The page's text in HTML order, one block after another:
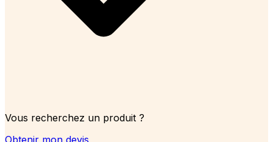
Vous recherchez un produit ?